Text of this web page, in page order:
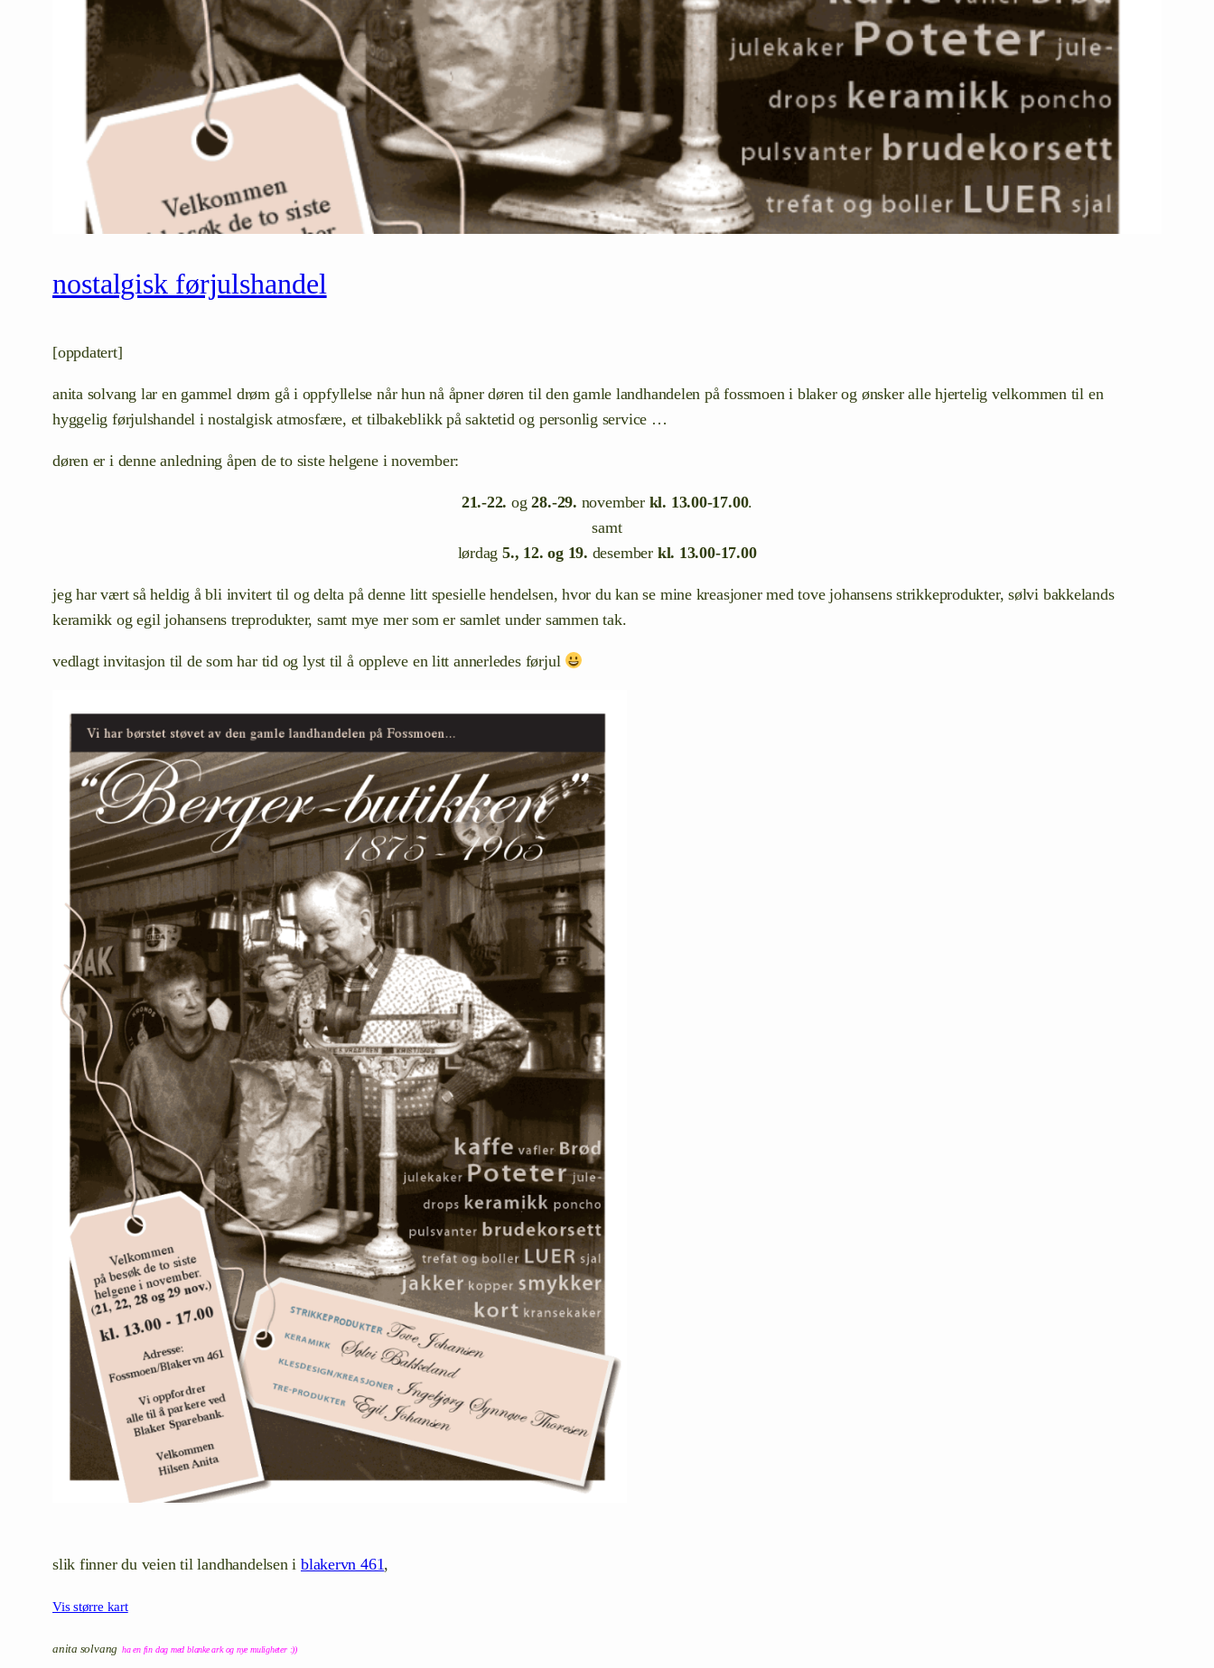
nostalgisk førjulshandel
[oppdatert]
anita solvang lar en gammel drøm gå i oppfyllelse når hun nå åpner døren til den gamle landhandelen på fossmoen i blaker og ønsker alle hjertelig velkommen til en
hyggelig førjulshandel i nostalgisk atmosfære, et tilbakeblikk på saktetid og personlig service …
døren er i denne anledning åpen de to siste helgene i november:
21.-22. og28.-29. november kl. 13.00-17.00.
samt
lørdag5., 12. og 19. desember kl. 13.00-17.00
jeg har vært så heldig å bli invitert til og delta på denne litt spesielle hendelsen, hvor du kan se mine kreasjoner med tove johansens strikkeprodukter, sølvi bakkelands
keramikk og egil johansens treprodukter, samt mye mer som er samlet under sammen tak.
vedlagt invitasjon til de som har tid og lyst til å oppleve en litt annerledes førjul
slik finner du veien til landhandelsen i blakervn 461,
Vis større kart
anita solvang ha en fin dag med blanke ark og nye muligheter :))